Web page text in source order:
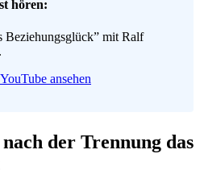
hören:
Beziehungsglück” mit Ralf
ansehen
der Trennung das